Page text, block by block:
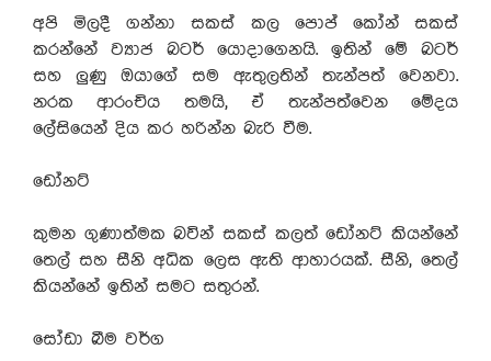
අපි මිලදී ගන්නා සකස් කල පොප් කෝන් සකස්
කරන්නේ ව්‍යාජ බටර් යොදාගෙනයි. ඉතින් මේ බටර්
සහ ලුණු ඔයාගේ සම ඇතුලතින් තැන්පත් වෙනවා.
නරක ආරංචිය තමයි, ඒ තැන්පත්වෙන මේදය
ලේසියෙන් දිය කර හරින්න බැරි වීම.
ඩෝනට්
කුමන ගුණාත්මක බවින් සකස් කලත් ඩෝනට් කියන්නේ
තෙල් සහ සීනි අධික ලෙස ඇති ආහාරයක්. සීනි, තෙල්
කියන්නේ ඉතින් සමට සතුරන්.
සෝඩා බීම වර්ග